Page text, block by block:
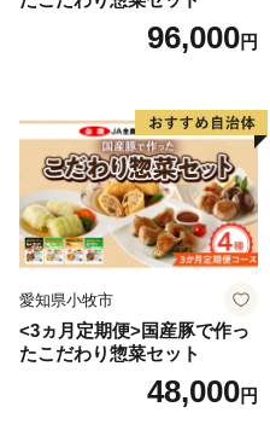
96,000円
愛知県小牧市
<3ヵ月定期便>国産豚で作っ
たこだわり惣菜セット
48,000円